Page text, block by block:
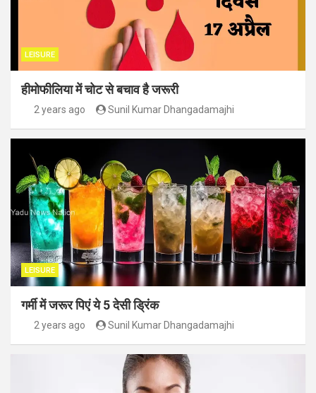
LEISURE
हीमोफीलिया में चोट से बचाव है जरूरी
2 years ago Sunil Kumar Dhangadamajhi
LEISURE
गर्मी में जरूर पिएं ये 5 देसी ड्रिंक
2 years ago Sunil Kumar Dhangadamajhi